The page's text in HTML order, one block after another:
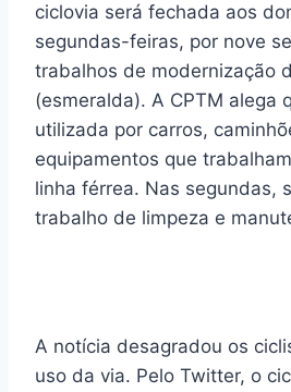
ciclovia será fechada aos
segundas-feiras, por nove
trabalhos de modernização
(esmeralda). A CPTM alega
utilizada por carros,
equipamentos que
linha férrea. Nas segundas,
trabalho de limpeza e
A notícia desagradou os
uso da via. Pelo Twitter, o